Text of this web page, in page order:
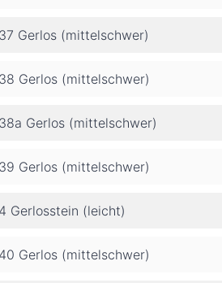
37 Gerlos (mittelschwer)
38 Gerlos (mittelschwer)
38a Gerlos (mittelschwer)
39 Gerlos (mittelschwer)
4 Gerlosstein (leicht)
40 Gerlos (mittelschwer)